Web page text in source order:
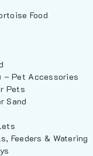
Food
Pet Accessories
Pets
Sand
Feeders & Watering